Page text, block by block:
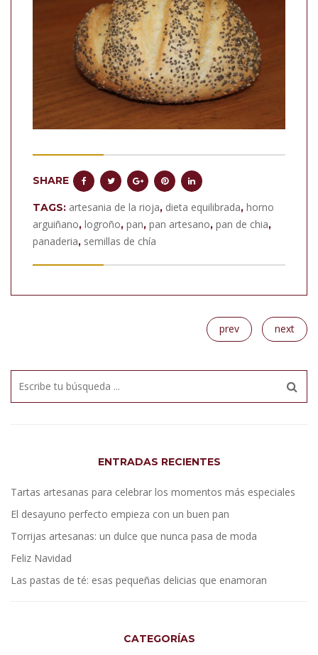
SHARE
TAGS: artesania de la rioja, dieta equilibrada, horno
arguiñano, logroño, pan, pan artesano, pan de chia,
panaderia, semillas de chía
prev next
ENTRADAS RECIENTES
Tartas artesanas para celebrar los momentos más especiales
El desayuno perfecto empieza con un buen pan
Torrijas artesanas: un dulce que nunca pasa de moda
Feliz Navidad
Las pastas de té: esas pequeñas delicias que enamoran
CATEGORÍAS